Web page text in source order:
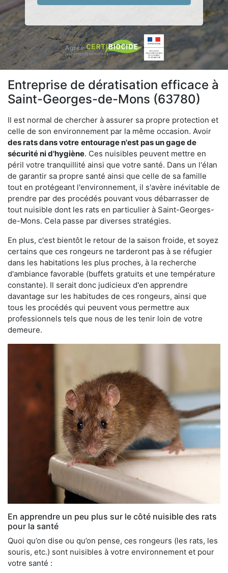
Entreprise de dératisation efficace à
Saint-Georges-de-Mons (63780)
Il est normal de chercher à assurer sa propre protection et
celle de son environnement par la même occasion. Avoir
des rats dans votre entourage n'est pas un gage de
sécurité ni d'hygiène. Ces nuisibles peuvent mettre en
péril votre tranquillité ainsi que votre santé. Dans un l'élan
de garantir sa propre santé ainsi que celle de sa famille
tout en protégeant l'environnement, il s'avère inévitable de
prendre par des procédés pouvant vous débarrasser de
tout nuisible dont les rats en particulier à Saint-Georges-
de-Mons. Cela passe par diverses stratégies.
En plus, c'est bientôt le retour de la saison froide, et soyez
certains que ces rongeurs ne tarderont pas à se réfugier
dans les habitations les plus proches, à la recherche
d'ambiance favorable (buffets gratuits et une température
constante). Il serait donc judicieux d'en apprendre
davantage sur les habitudes de ces rongeurs, ainsi que
tous les procédés qui peuvent vous permettre aux
professionnels tels que nous de les tenir loin de votre
demeure.
En apprendre un peu plus sur le côté nuisible des rats
pour la santé
Quoi qu’on dise ou qu’on pense, ces rongeurs (les rats, les
souris, etc.) sont nuisibles à votre environnement et pour
votre santé :